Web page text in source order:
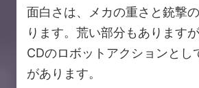
面白さは、メカの重さと銃撃
ります。荒い部分もあります
CDのロボットアクションとし
があります。